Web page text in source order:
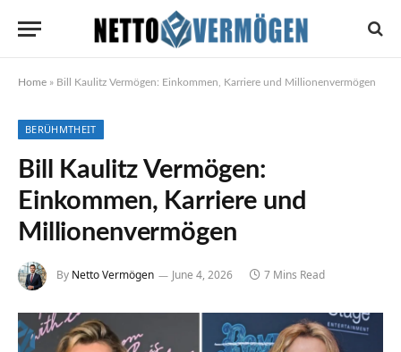
Home » Bill Kaulitz Vermögen: Einkommen, Karriere und Millionenvermögen
BERÜHMTHEIT
Bill Kaulitz Vermögen:
Einkommen, Karriere und
Millionenvermögen
By Netto Vermögen June 4, 2026 7 Mins Read